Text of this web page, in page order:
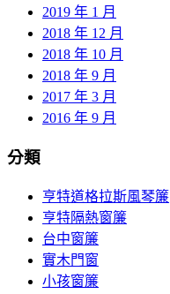
2019 年 1 月
2018 年 12 月
2018 年 10 月
2018 年 9 月
2017 年 3 月
2016 年 9 月
分類
亨特道格拉斯風琴簾
亨特隔熱窗簾
台中窗簾
實木門窗
小孩窗簾